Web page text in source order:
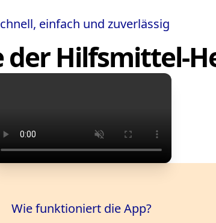
einfach und zuverlässig
der Hilfsmittel-
Wie funktioniert die App?